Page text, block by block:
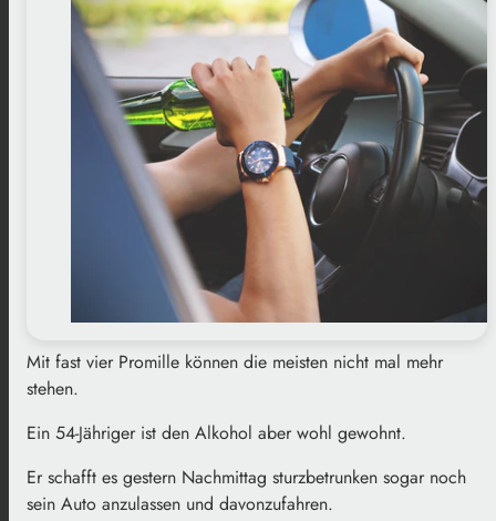
Mit fast vier Promille können die meisten nicht mal mehr
stehen.
Ein 54-Jähriger ist den Alkohol aber wohl gewohnt.
Er schafft es gestern Nachmittag sturzbetrunken sogar noch
sein Auto anzulassen und davonzufahren.